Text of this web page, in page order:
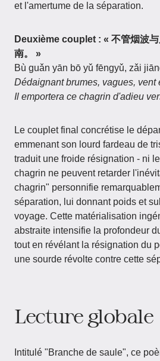
et l'amertume de la séparation.
Deuxième couplet : « 不管烟波
南。 »
Bù guǎn yān bō yǔ fēngyǔ, zǎi
Dédaignant brumes, vagues, vent
Il emportera ce chagrin d'adieu
Le couplet final concrétise le
emmenant son lourd fardeau de
traduit une froide résignation - ni
chagrin ne peuvent retarder
chagrin" personnifie
séparation, lui donnant poids et
voyage. Cette matérialisation
abstraite intensifie la profondeur
tout en révélant la résignation du
une sourde révolte contre cette
Lecture globale
Intitulé "Branche de saule", ce